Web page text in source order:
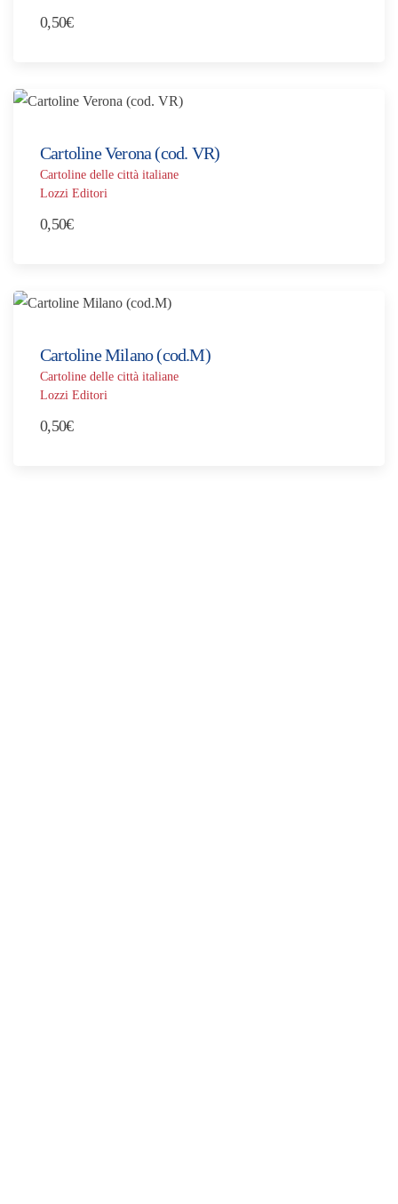
0,50€
Cartoline Verona (cod. VR)
Cartoline delle città italiane
Lozzi Editori
0,50€
Cartoline Milano (cod.M)
Cartoline delle città italiane
Lozzi Editori
0,50€